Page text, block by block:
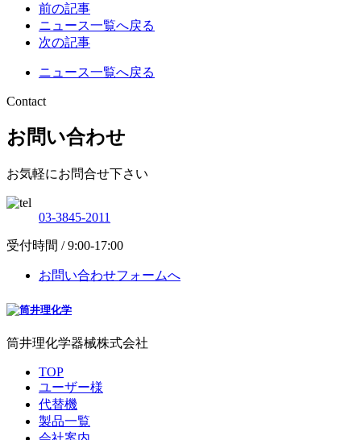
前の記事
ニュース一覧へ戻る
次の記事
ニュース一覧へ戻る
Contact
お問い合わせ
お気軽にお問合せ下さい
03-3845-2011
受付時間 / 9:00-17:00
お問い合わせフォームへ
筒井理化学器械株式会社
TOP
ユーザー様
代替機
製品一覧